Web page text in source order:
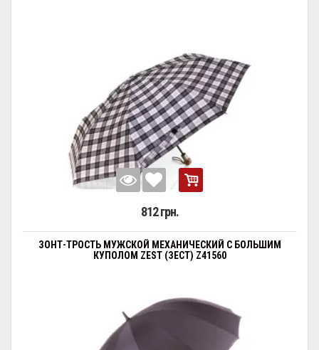
812 грн.
ЗОНТ-ТРОСТЬ МУЖСКОЙ МЕХАНИЧЕСКИЙ С БОЛЬШИМ
КУПОЛОМ ZEST (ЗЕСТ) Z41560